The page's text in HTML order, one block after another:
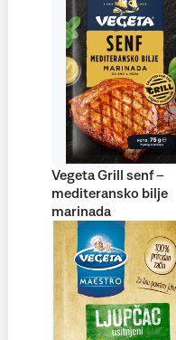
Vegeta Grill senf –
mediteransko bilje
marinada